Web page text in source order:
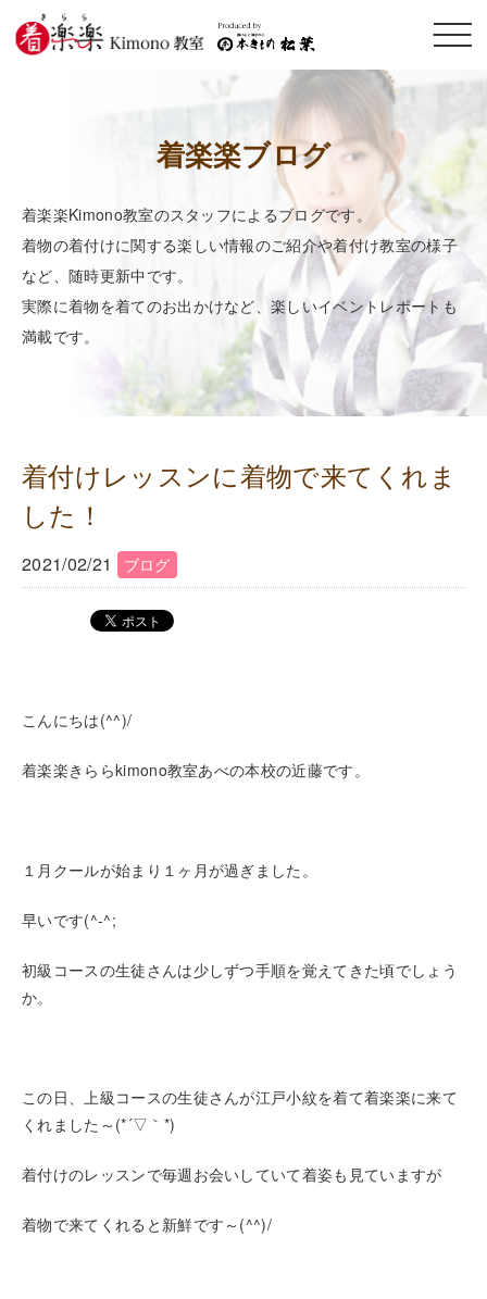
メニ
着楽楽ブログ
着楽楽Kimono教室のスタッフによるブログです。
着物の着付けに関する楽しい情報のご紹介や着付け教室の様子
など、随時更新中です。
実際に着物を着てのお出かけなど、楽しいイベントレポートも
満載です。
着付けレッスンに着物で来てくれま
した！
2021/02/21 ブログ
こんにちは(^^)/
着楽楽きららkimono教室あべの本校の近藤です。
１月クールが始まり１ヶ月が過ぎました。
早いです(^-^;
初級コースの生徒さんは少しずつ手順を覚えてきた頃でしょう
か。
この日、上級コースの生徒さんが江戸小紋を着て着楽楽に来て
くれました～(*´▽｀*)
着付けのレッスンで毎週お会いしていて着姿も見ていますが
着物で来てくれると新鮮です～(^^)/